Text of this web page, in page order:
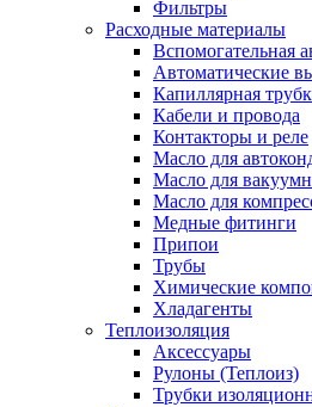
Фильтры
Расходные материалы
Вспомогательная
Автоматические
Капиллярная
Кабели и провода
Контакторы и реле
Масло для
Масло для
Масло для
Медные фитинги
Припои
Трубы
Химические
Хладагенты
Теплоизоляция
Аксессуары
Рулоны (Теплоиз)
Трубки